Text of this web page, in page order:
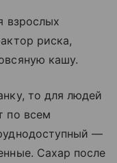
взрослых
риска,
кашу.
то для людей
по всем
—
Сахар после